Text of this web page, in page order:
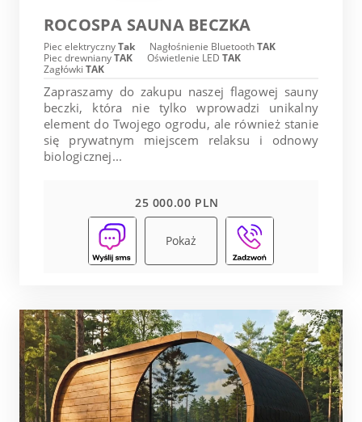
ROCOSPA SAUNA BECZKA
Piec elektrycznyTak Nagłośnienie BluetoothTAK
Piec drewnianyTAK Oświetlenie LED TAK
Zagłówki TAK
Zapraszamy do zakupu naszej flagowej sauny
beczki, która nie tylko wprowadzi unikalny
element do Twojego ogrodu, ale również stanie
się prywatnym miejscem relaksu i odnowy
biologicznej...
25 000.00 PLN
Pokaż